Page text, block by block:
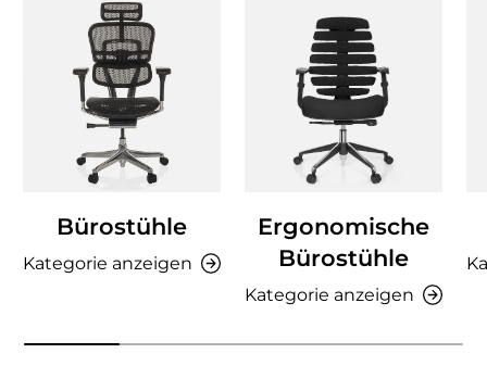
Bürostühle
Kategorie anzeigen
Ergonomische
Bürostühle
Kategorie anzeigen